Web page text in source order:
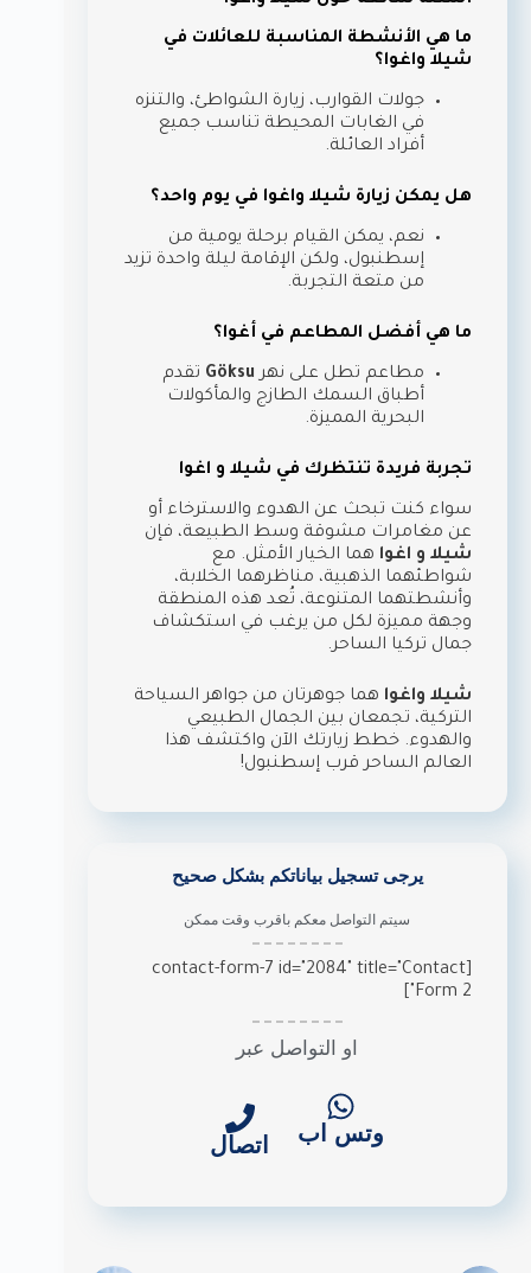
ما هي الأنشطة المناسبة للعائلات في
شيلا واغوا؟
جولات القوارب، زيارة الشواطئ، والتنزه
في الغابات المحيطة تناسب جميع
أفراد العائلة.
هل يمكن زيارة شيلا واغوا في يوم واحد؟
نعم، يمكن القيام برحلة يومية من
إسطنبول، ولكن الإقامة ليلة واحدة تزيد
من متعة التجربة.
ما هي أفضل المطاعم في أغوا؟
مطاعم تطل على نهر Göksu تقدم
أطباق السمك الطازج والمأكولات
البحرية المميزة.
تجربة فريدة تنتظرك في شيلا و اغوا
سواء كنت تبحث عن الهدوء والاسترخاء أو
عن مغامرات مشوقة وسط الطبيعة، فإن
شيلا و اغوا هما الخيار الأمثل. مع
شواطئهما الذهبية، مناظرهما الخلابة،
وأنشطتهما المتنوعة، تُعد هذه المنطقة
وجهة مميزة لكل من يرغب في استكشاف
جمال تركيا الساحر.
شيلا واغوا هما جوهرتان من جواهر السياحة
التركية، تجمعان بين الجمال الطبيعي
والهدوء. خطط زيارتك الآن واكتشف هذا
العالم الساحر قرب إسطنبول!
يرجى تسجيل بياناتكم بشكل صحيح
سيتم التواصل معكم باقرب وقت ممكن
[contact-form-7 id="2084" title="Contact
Form 2"]
او التواصل عبر
وتس اب اتصال